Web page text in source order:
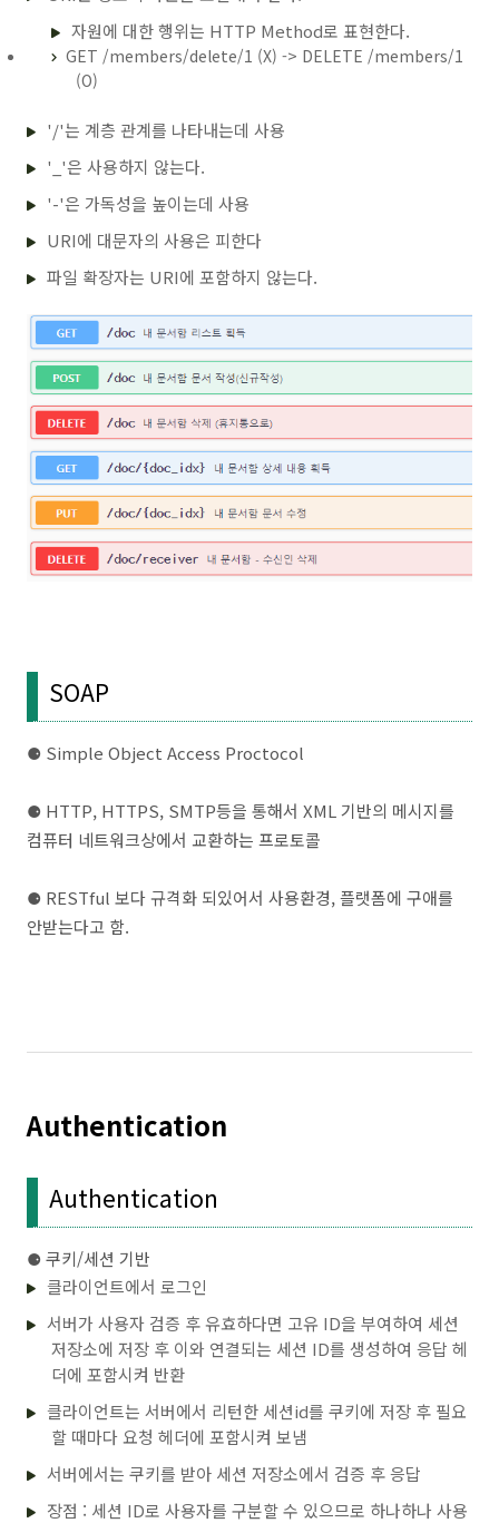
자원에 대한 행위는 HTTP Method로 표현한다.
GET /members/delete/1 (X) -> DELETE /members/1
(O)
'/'는 계층 관계를 나타내는데 사용
'_'은 사용하지 않는다.
'-'은 가독성을 높이는데 사용
URI에 대문자의 사용은 피한다
파일 확장자는 URI에 포함하지 않는다.
SOAP
⚈ Simple Object Access Proctocol
⚈ HTTP, HTTPS, SMTP등을 통해서 XML 기반의 메시지를
컴퓨터 네트워크상에서 교환하는 프로토콜
⚈ RESTful 보다 규격화 되있어서 사용환경, 플랫폼에 구애를
안받는다고 함.
Authentication
Authentication
⚈ 쿠키/세션 기반
클라이언트에서 로그인
서버가 사용자 검증 후 유효하다면 고유 ID을 부여하여 세션
저장소에 저장 후 이와 연결되는 세션 ID를 생성하여 응답 헤
더에 포함시켜 반환
클라이언트는 서버에서 리턴한 세션id를 쿠키에 저장 후 필요
할 때마다 요청 헤더에 포함시켜 보냄
서버에서는 쿠키를 받아 세션 저장소에서 검증 후 응답
장점 : 세션 ID로 사용자를 구분할 수 있으므로 하나하나 사용